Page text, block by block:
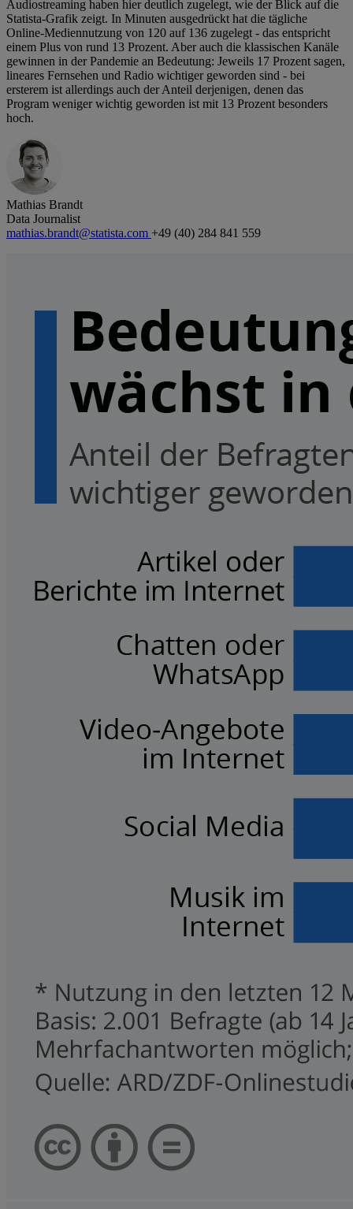
Audiostreaming haben hier deutlich zugelegt, wie der Blick auf die
Statista-Grafik zeigt. In Minuten ausgedrückt hat die tägliche
Online-Mediennutzung von 120 auf 136 zugelegt - das entspricht
einem Plus von rund 13 Prozent. Aber auch die klassischen Kanäle
gewinnen in der Pandemie an Bedeutung: Jeweils 17 Prozent sagen,
lineares Fernsehen und Radio wichtiger geworden sind - bei
ersterem ist allerdings auch der Anteil derjenigen, denen das
Program weniger wichtig geworden ist mit 13 Prozent besonders
hoch.
Mathias Brandt
Data Journalist
mathias.brandt@statista.com +49 (40) 284 841 559